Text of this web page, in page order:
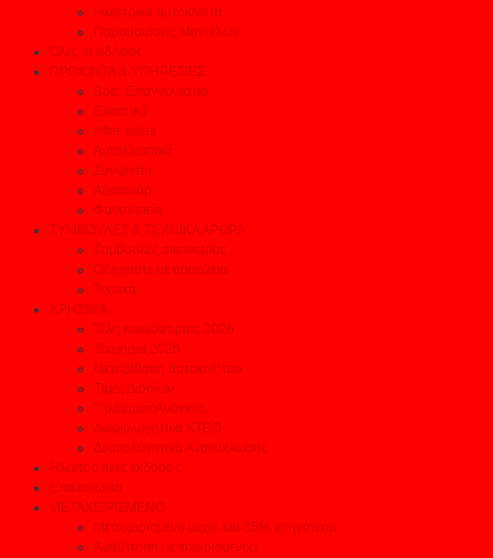
Ηλεκτρικά αυτοκίνητα
Παρουσιάσεις Μοντέλων
Όλες οι ειδήσεις
ΠΡΟΙΟΝΤΑ & ΥΠΗΡΕΣΙΕΣ
Βρες Επαγγελματία
Ελαστικά
After sales
Ανταλλακτικά
Συνεργεία
Αξεσουάρ
Φανοποιεία
ΣΥΜΒΟΥΛΕΣ & ΤΕΧΝΙΚΑ ΑΡΘΡΑ
Συμβουλές οικονομίας
Οδηγείστε με ασφάλεια
Τεχνικά
ΧΡΗΣΙΜΑ
Τέλη κυκλοφορίας 2026
Τεκμήρια 2026
Μεταβίβαση αυτοκινήτου
Τιμές Διοδίων
Τηλέφωνα Ανάγκης
Δικαιολογητικά ΚΤΕΟ
Δικαιολογητικά Ανακύκλωσης
Ηλεκτρονικές εκδόσεις
Επικοινωνία
ΜΕΤΑΧΕΙΡΙΣΜΕΝΟ
Μεταχειρισμένα μέχρι και 35% φτηνότερα
Αναζήτηση μεταχειρισμένου